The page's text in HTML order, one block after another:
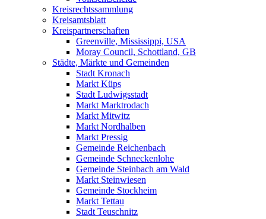
Kreisrechtssammlung
Kreisamtsblatt
Kreispartnerschaften
Greenville, Mississippi, USA
Moray Council, Schottland, GB
Städte, Märkte und Gemeinden
Stadt Kronach
Markt Küps
Stadt Ludwigsstadt
Markt Marktrodach
Markt Mitwitz
Markt Nordhalben
Markt Pressig
Gemeinde Reichenbach
Gemeinde Schneckenlohe
Gemeinde Steinbach am Wald
Markt Steinwiesen
Gemeinde Stockheim
Markt Tettau
Stadt Teuschnitz